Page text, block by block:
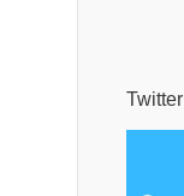
Twitter